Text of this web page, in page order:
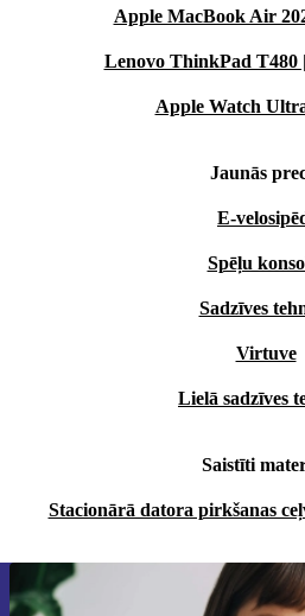
Apple MacBook Air
Lenovo ThinkPad T480
Apple Watch
Jaunās
E-
Spēļu
Sadzīves
Virtuve
Lielā sadzīves
Saistīti
Stacionārā datora pirkšanas